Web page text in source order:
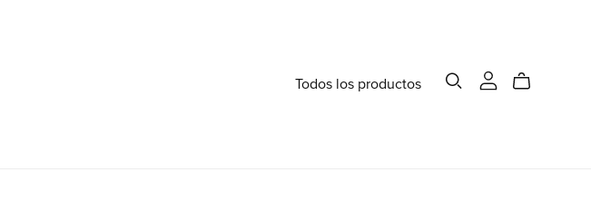
Todos los productos